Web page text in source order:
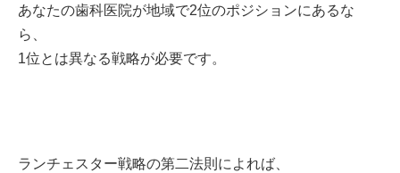
あなたの歯科医院が地域で2位のポジションにあるな
ら、
1位とは異なる戦略が必要です。
ランチェスター戦略の第二法則によれば、